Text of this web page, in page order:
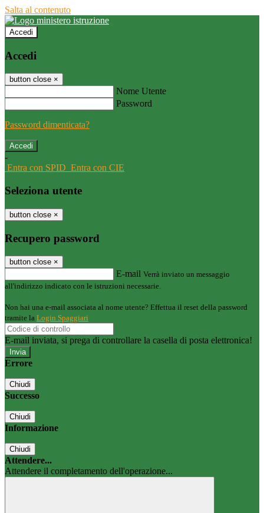
Salta al contenuto
Accedi
Accedi
button close ×
Nome Utente
Password
Password dimenticata?
-
Entra con SPID Entra con CIE
Seleziona utente
button close ×
Recupero password
button close ×
E-mail Verrà inviato un messaggio
all'indirizzo indicato con le istruzioni necessarie.
Non hai una e-mail associata al nome utente? Effettua il reset della password
tramite la Login Spaggiari
E-mail inviata, si prega di controllare la casella di posta elettronica!
Errore
Chiudi
Successo
Chiudi
Informazione
Chiudi
Attendere...
Attendere il completamento dell'operazione...